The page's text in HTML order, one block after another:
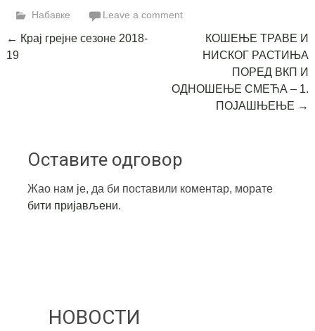
Набавке Leave a comment
Post
navigation
← Крај грејне сезоне 2018-
19
КОШЕЊЕ ТРАВЕ И
НИСКОГ РАСТИЊА
ПОРЕД ВКП И
ОДНОШЕЊЕ СМЕЋА – 1.
ПОЈАШЊЕЊЕ →
Оставите одговор
Жао нам је, да би поставили коментар, морате
бити пријављени.
НОВОСТИ